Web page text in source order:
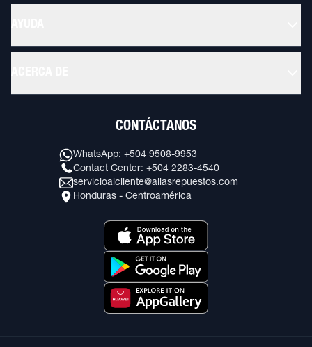
CONTÁCTANOS
WhatsApp: +504 9508-9953
Contact Center: +504 2283-4540
servicioalcliente@allasrepuestos.com
Honduras - Centroamérica